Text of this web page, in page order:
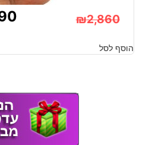
₪2,860
המקורי
₪2,860.
הנוכחי
₪1,790.
הוסף לסל